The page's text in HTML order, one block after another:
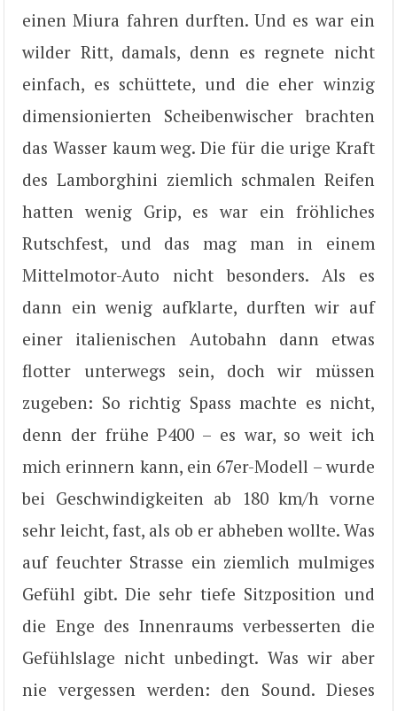
einen Miura fahren durften. Und es war ein
wilder Ritt, damals, denn es regnete nicht
einfach, es schüttete, und die eher winzig
dimensionierten Scheibenwischer brachten
das Wasser kaum weg. Die für die urige Kraft
des Lamborghini ziemlich schmalen Reifen
hatten wenig Grip, es war ein fröhliches
Rutschfest, und das mag man in einem
Mittelmotor-Auto nicht besonders. Als es
dann ein wenig aufklarte, durften wir auf
einer italienischen Autobahn dann etwas
flotter unterwegs sein, doch wir müssen
zugeben: So richtig Spass machte es nicht,
denn der frühe P400 – es war, so weit ich
mich erinnern kann, ein 67er-Modell – wurde
bei Geschwindigkeiten ab 180 km/h vorne
sehr leicht, fast, als ob er abheben wollte. Was
auf feuchter Strasse ein ziemlich mulmiges
Gefühl gibt. Die sehr tiefe Sitzposition und
die Enge des Innenraums verbesserten die
Gefühlslage nicht unbedingt. Was wir aber
nie vergessen werden: den Sound. Dieses